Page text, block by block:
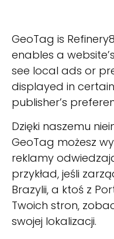
GeoTag is
enables a
see local ads or
displayed in
publisher’s
Dzięki naszemu
GeoTag możesz
reklamy
przykład, jeśli
Brazylii, a ktoś z
Twoich stron,
swojej lokalizacji.